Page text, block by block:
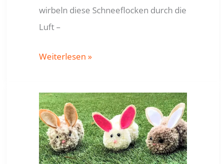
wirbeln diese Schneeflocken durch die
Luft –
SCHNEEFLOCKEN
Weiterlesen »